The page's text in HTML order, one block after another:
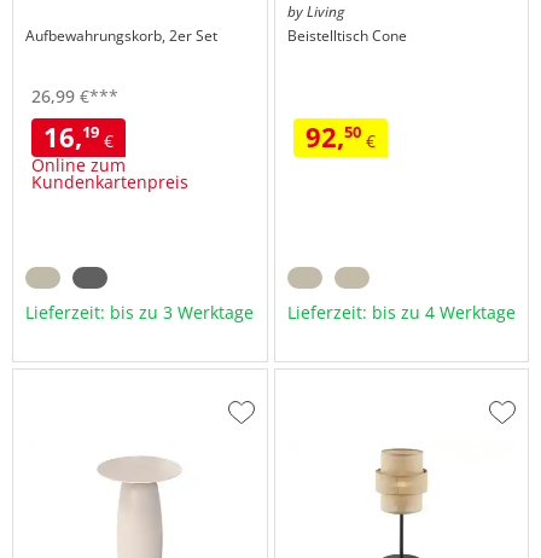
Aufbewahrungskorb, 2er Set
26,99 €***
16,19 €
Online zum
Kundenkartenpreis
Lieferzeit: bis zu 3 Werktage
by Living
BeistelltischCone
92,50€
Lieferzeit: bis zu 4 Werktage
Zur
Zur